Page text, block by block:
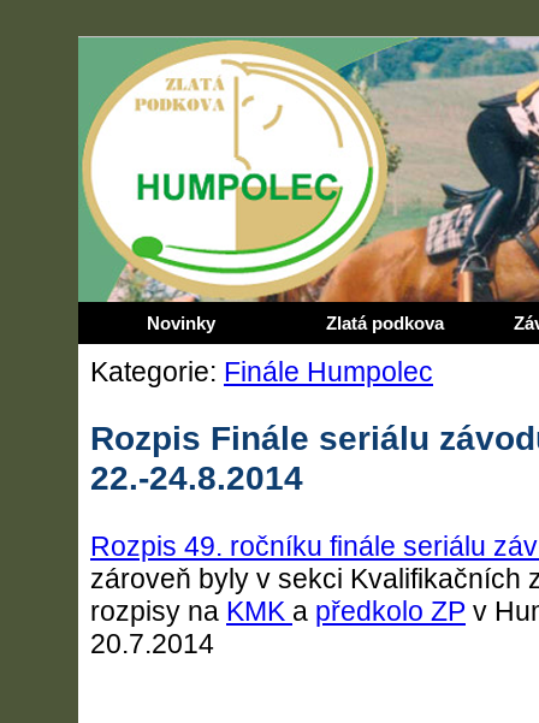
Novinky Zlatá podkova
Kategorie: Finále Humpolec
Rozpis Finále seriálu
22.-24.8.2014
Rozpis 49. ročníku finále seriálu
zároveň byly v sekci Kvalifikačních
rozpisy na KMK a předkolo ZP v
20.7.2014